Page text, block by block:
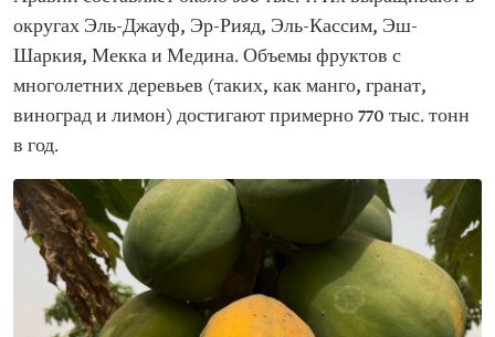
округах Эль-Джауф, Эр-Рияд, Эль-Кассим, Эш-
Шаркия, Мекка и Медина. Объемы фруктов с
многолетних деревьев (таких, как манго, гранат,
виноград и лимон) достигают примерно 770 тыс. тонн
в год.